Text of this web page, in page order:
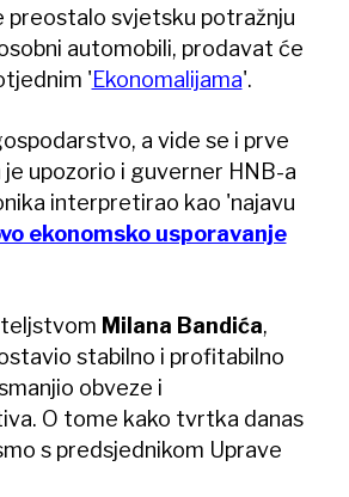
preostalo svjetsku potražnju
automobili, prodavat će
'Ekonomalijama'.
a vide se i prve
upozorio i guverner HNB-a
interpretirao kao 'najavu
ekonomsko usporavanje
Milana Bandića,
stabilno i profitabilno
obveze i
O tome kako tvrtka danas
s predsjednikom Uprave